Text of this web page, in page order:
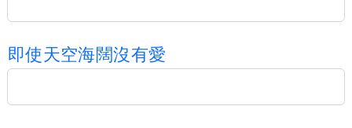
即使天空海闊沒有愛